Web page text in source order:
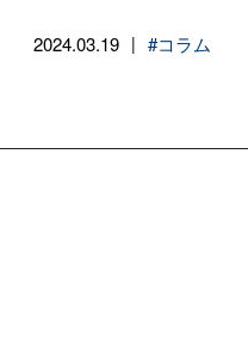
2024.03.19 | #コラム